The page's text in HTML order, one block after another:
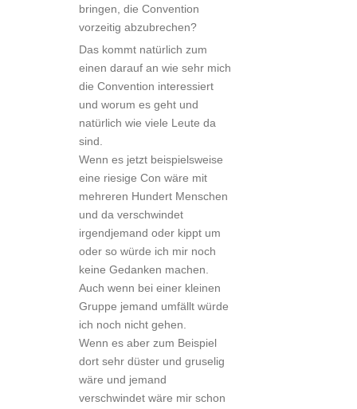
bringen, die Convention
vorzeitig abzubrechen?
Das kommt natürlich zum
einen darauf an wie sehr mich
die Convention interessiert
und worum es geht und
natürlich wie viele Leute da
sind.
Wenn es jetzt beispielsweise
eine riesige Con wäre mit
mehreren Hundert Menschen
und da verschwindet
irgendjemand oder kippt um
oder so würde ich mir noch
keine Gedanken machen.
Auch wenn bei einer kleinen
Gruppe jemand umfällt würde
ich noch nicht gehen.
Wenn es aber zum Beispiel
dort sehr düster und gruselig
wäre und jemand
verschwindet wäre mir schon